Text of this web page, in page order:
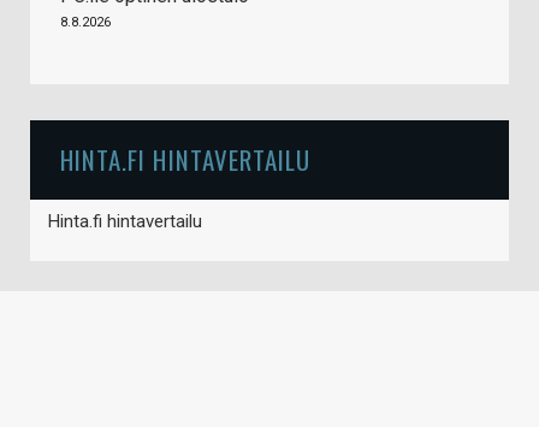
8.8.2026
HINTA.FI HINTAVERTAILU
Hinta.fi hintavertailu